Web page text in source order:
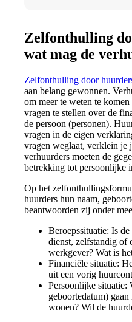
Zelfonthulling
wat mag de
Zelfonthulling door
aan belang gewonnen.
om meer te weten te
vragen te stellen over de
de persoon (personen).
vragen in de eigen
vragen weglaat, verklein je
verhuurders moeten de
betrekking tot persoonlijke
Op het
huurders hun naam,
beantwoorden zij onder
Beroepssituatie: Is
dienst, zelfstandig of
werkgever? Wat is
Financiële situatie:
uit een vorig
Persoonlijke situatie:
geboortedatum)
wonen? Wil de